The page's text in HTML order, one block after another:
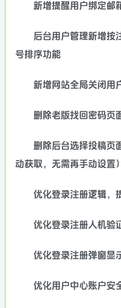
新增提醒用户绑定邮
后台用户管理新增按
号排序功能
新增网站全局关闭用
删除老版找回密码页
删除后台选择投稿页
动获取，无需再手动设置）
优化登录注册逻辑，
优化登录注册人机验
优化登录注册弹窗显
优化用户中心账户安